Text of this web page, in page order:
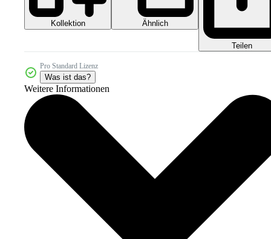
Kollektion Ähnlich
Teilen
Pro Standard Lizenz
Was ist das?
Weitere Informationen